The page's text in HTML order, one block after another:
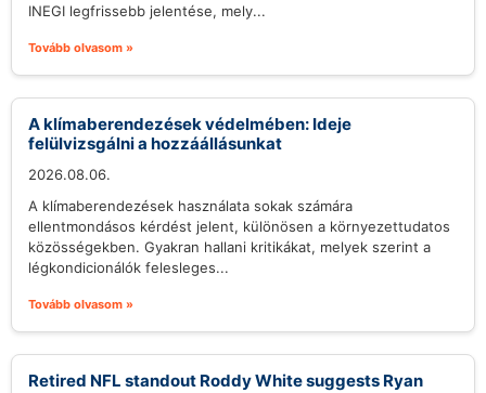
INEGI legfrissebb jelentése, mely...
Tovább olvasom »
A klímaberendezések védelmében: Ideje
felülvizsgálni a hozzáállásunkat
2026.08.06.
A klímaberendezések használata sokak számára
ellentmondásos kérdést jelent, különösen a környezettudatos
közösségekben. Gyakran hallani kritikákat, melyek szerint a
légkondicionálók felesleges...
Tovább olvasom »
Retired NFL standout Roddy White suggests Ryan